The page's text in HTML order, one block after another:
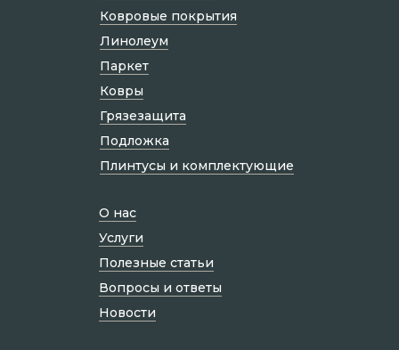
О нас
Услуги
Полезные статьи
Вопросы и ответы
Новости
Ковровые покрытия
Линолеум
Паркет
Ковры
Грязезащита
Подложка
Плинтусы и комплектующие